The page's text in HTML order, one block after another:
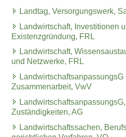
Landtag, Versorgungswerk,
Landwirtschaft, Investitionen
Existenzgründung, FRL
Landwirtschaft,
und Netzwerke, FRL
LandwirtschaftsanpassungsG
Zusammenarbeit, VwV
Zuständigkeiten, AG
Landwirtschaftssachen,